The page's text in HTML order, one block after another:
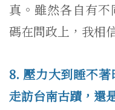
真。雖然各自有
碼在問政上，我相
8. 壓力大到睡不
走訪台南古蹟，還